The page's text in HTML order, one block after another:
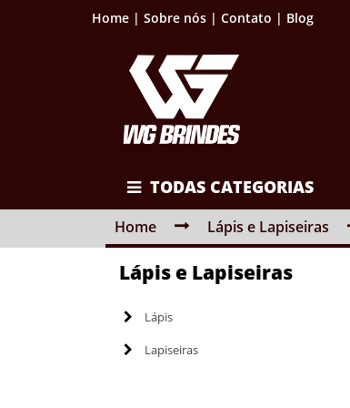
Home | Sobre nós | Contato | Blog
TODAS CATEGORIAS
Home Lápis e Lapiseiras
Lápis e Lapiseiras
Lápis
Lapiseiras